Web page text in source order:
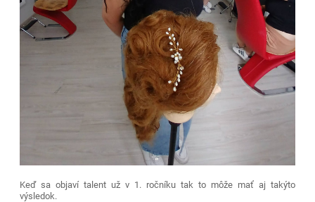
Keď sa objaví talent už v 1. ročníku tak to môže mať aj takýto
výsledok.